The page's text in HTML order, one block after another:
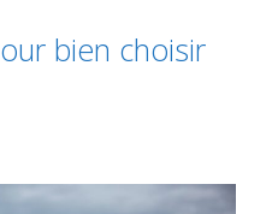
bien choisir